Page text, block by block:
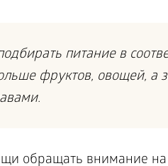
питание в
фруктов, овощей, а
обращать внимание на